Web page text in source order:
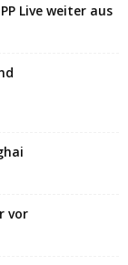
Live weiter aus
vor